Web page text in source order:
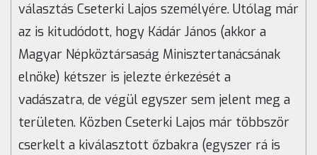
választás Cseterki Lajos személyére. Utólag már
az is kitudódott, hogy Kádár János (akkor a
Magyar Népköztársaság Minisztertanácsának
elnöke) kétszer is jelezte érkezését a
vadászatra, de végül egyszer sem jelent meg a
területen. Közben Cseterki Lajos már többször
cserkelt a kiválasztott őzbakra (egyszer rá is